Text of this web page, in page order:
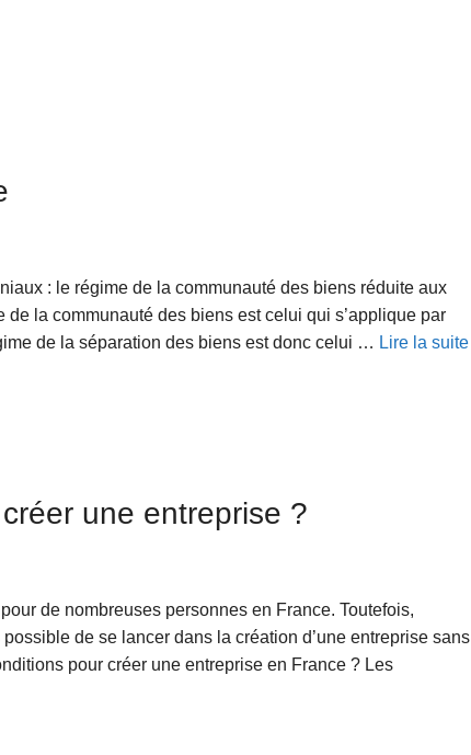
: le régime de la communauté des biens réduite aux
la communauté des biens est celui qui s’applique par
de la séparation des biens est donc celui … Lire la suite
une entreprise ?
de nombreuses personnes en France. Toutefois,
de se lancer dans la création d’une entreprise sans
pour créer une entreprise en France ? Les